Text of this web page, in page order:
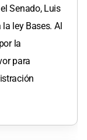
Senado, Luis
ley Bases. Al
la
para